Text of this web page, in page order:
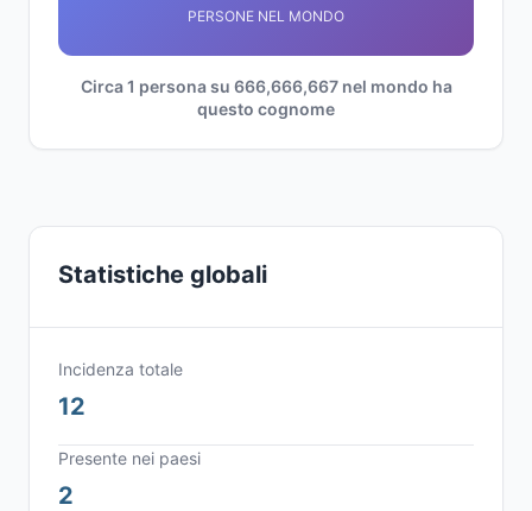
PERSONE NEL MONDO
Circa 1 persona su 666,666,667 nel mondo ha
questo cognome
Statistiche globali
Incidenza totale
12
Presente nei paesi
2